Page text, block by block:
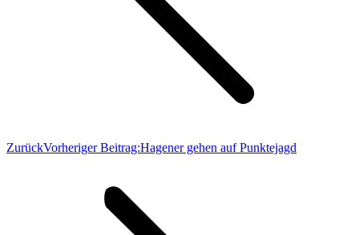
ZurückVorheriger Beitrag:Hagener gehen auf Punktejagd